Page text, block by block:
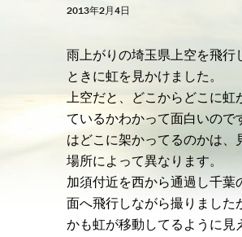
2013年2月4日
雨上がりの埼玉県上空を飛行
ときに虹を見かけました。
上空だと、どこからどこに虹
ているかわかって面白いので
はどこに架かってるのかは、
場所によって異なります。
加須付近を西から通過し千葉
面へ飛行しながら撮りました
かも虹が移動してるように見